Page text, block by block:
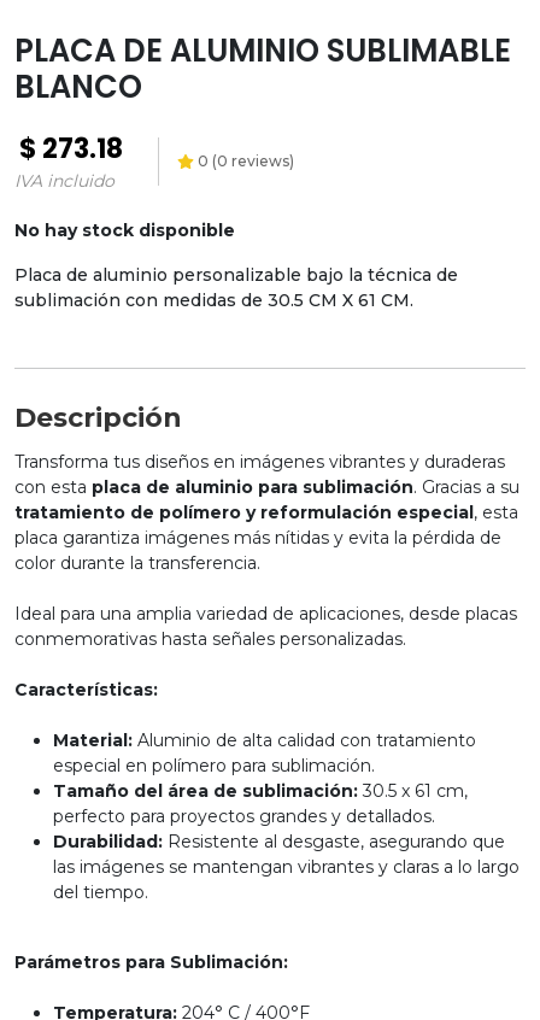
envíos
PLACA DE ALUMINIO SUBLIMABLE
BLANCO
$ 273.18
IVA incluido
0 (0 reviews)
No hay stock disponible
Placa de aluminio personalizable bajo la técnica de
sublimación con medidas de 30.5 CM X 61 CM.
Descripción
Transforma tus diseños en imágenes vibrantes y duraderas
con esta placa de aluminio para sublimación. Gracias a su
tratamiento de polímero y reformulación especial, esta
placa garantiza imágenes más nítidas y evita la pérdida de
color durante la transferencia.
Ideal para una amplia variedad de aplicaciones, desde placas
conmemorativas hasta señales personalizadas.
Características:
Material: Aluminio de alta calidad con tratamiento
especial en polímero para sublimación.
Tamaño del área de sublimación:30.5 x 61 cm,
perfecto para proyectos grandes y detallados.
Durabilidad: Resistente al desgaste, asegurando que
las imágenes se mantengan vibrantes y claras a lo largo
del tiempo.
Parámetros para Sublimación:
Temperatura: 204° C / 400°F